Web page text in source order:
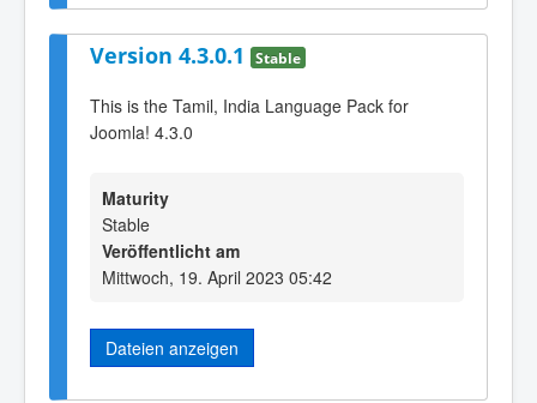
Version 4.3.0.1 Stable
This is the Tamil, India Language Pack for
Joomla! 4.3.0
Maturity
Stable
Veröffentlicht am
Mittwoch, 19. April 2023 05:42
Dateien anzeigen